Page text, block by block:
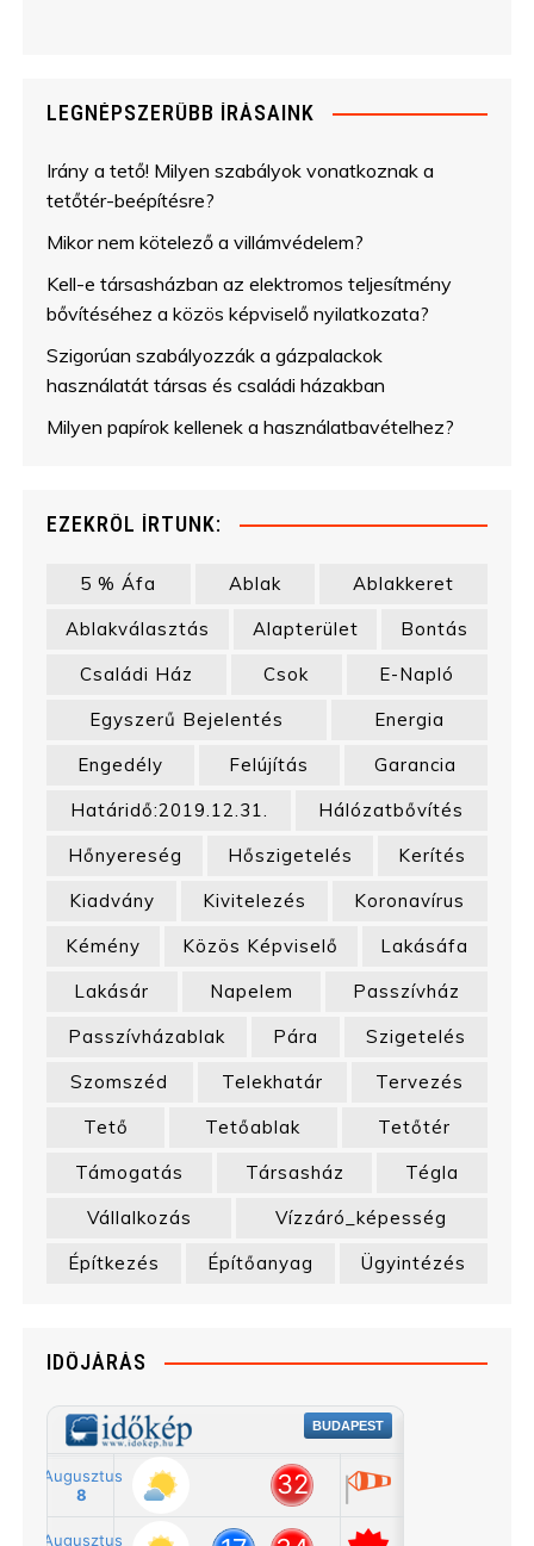
LEGNÉPSZERŰBB ÍRÁSAINK
Irány a tető! Milyen szabályok vonatkoznak a
tetőtér-beépítésre?
Mikor nem kötelező a villámvédelem?
Kell-e társasházban az elektromos teljesítmény
bővítéséhez a közös képviselő nyilatkozata?
Szigorúan szabályozzák a gázpalackok
használatát társas és családi házakban
Milyen papírok kellenek a használatbavételhez?
EZEKRŐL ÍRTUNK:
5 % Áfa Ablak
Ablakkeret
Ablakválasztás
Alapterület
Bontás
Családi Ház
Csok
E-Napló
Egyszerű Bejelentés
Energia
Engedély
Felújítás
Garancia
Határidő:2019.12.31.
Hálózatbővítés
Hőnyereség
Hőszigetelés
Kerítés
Kiadvány
Kivitelezés
Koronavírus
Kémény
Közös Képviselő
Lakásáfa
Lakásár
Napelem
Passzívház
Passzívházablak
Pára
Szigetelés
Szomszéd
Telekhatár
Tervezés
Tető
Tetőablak
Tetőtér
Támogatás
Társasház
Tégla
Vállalkozás
Vízzáró_képesség
Építkezés
Építőanyag Ügyintézés
IDŐJÁRÁS